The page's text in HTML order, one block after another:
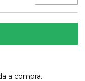
a compra.